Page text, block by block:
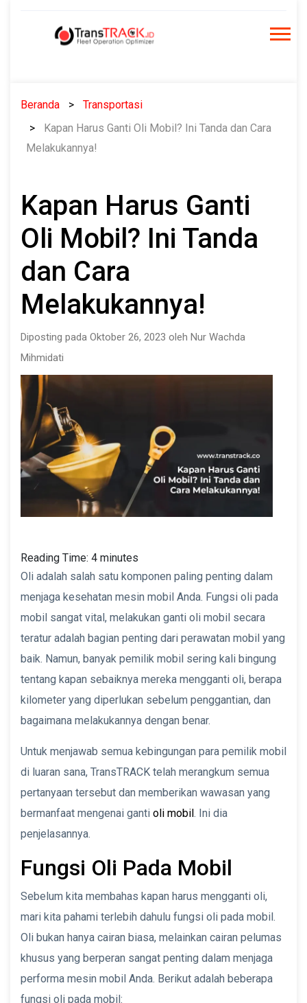
Beranda
Transportasi
Kapan Harus Ganti Oli Mobil? Ini Tanda dan Cara
Melakukannya!
Kapan Harus Ganti
Oli Mobil? Ini Tanda
dan Cara
Melakukannya!
Diposting pada Oktober 26, 2023 oleh Nur Wachda
Mihmidati
Reading Time: 4 minutes
Oli adalah salah satu komponen paling penting dalam
menjaga kesehatan mesin mobil Anda. Fungsi oli pada
mobil sangat vital, melakukan ganti oli mobil secara
teratur adalah bagian penting dari perawatan mobil yang
baik. Namun, banyak pemilik mobil sering kali bingung
tentang kapan sebaiknya mereka mengganti oli, berapa
kilometer yang diperlukan sebelum penggantian, dan
bagaimana melakukannya dengan benar.
Untuk menjawab semua kebingungan para pemilik mobil
di luaran sana, TransTRACK telah merangkum semua
pertanyaan tersebut dan memberikan wawasan yang
bermanfaat mengenai ganti oli mobil. Ini dia
penjelasannya.
Fungsi Oli Pada Mobil
Sebelum kita membahas kapan harus mengganti oli,
mari kita pahami terlebih dahulu fungsi oli pada mobil.
Oli bukan hanya cairan biasa, melainkan cairan pelumas
khusus yang berperan sangat penting dalam menjaga
performa mesin mobil Anda. Berikut adalah beberapa
fungsi oli pada mobil: